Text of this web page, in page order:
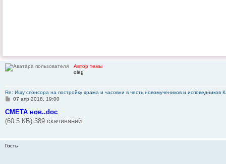
Автор темы
oleg
Re: Ищу спонсора на постройку храма и часовни в честь новомучеников и исповедников
С
о
щ
и
е
07 апр 2018, 19:00
СМЕТА нов..doc
(60.5 КБ) 389 скачиваний
Гость